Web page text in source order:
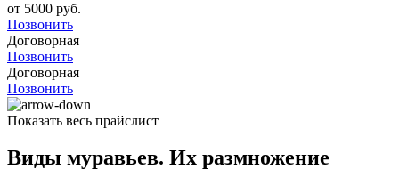
от 5000 руб.
Позвонить
Договорная
Позвонить
Договорная
Позвонить
Показать весь прайслист
Виды муравьев. Их размножение